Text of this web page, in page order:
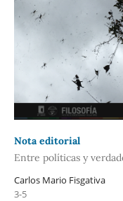
Nota editorial
Entre políticas y
Carlos Mario Fisgativa
3-5